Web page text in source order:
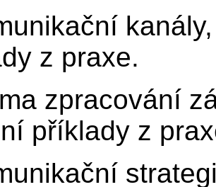
z praxe.
zpracování
příklady z